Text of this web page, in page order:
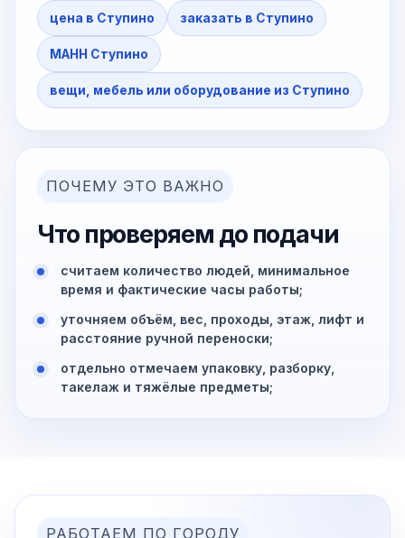
цена в Ступино заказать в Ступино
МАНН Ступино
вещи, мебель или оборудование из Ступино
ПОЧЕМУ ЭТО ВАЖНО
Что проверяем до подачи
считаем количество людей, минимальное
время и фактические часы работы;
уточняем объём, вес, проходы, этаж, лифт и
расстояние ручной переноски;
отдельно отмечаем упаковку, разборку,
такелаж и тяжёлые предметы;
РАБОТАЕМ ПО ГОРОДУ